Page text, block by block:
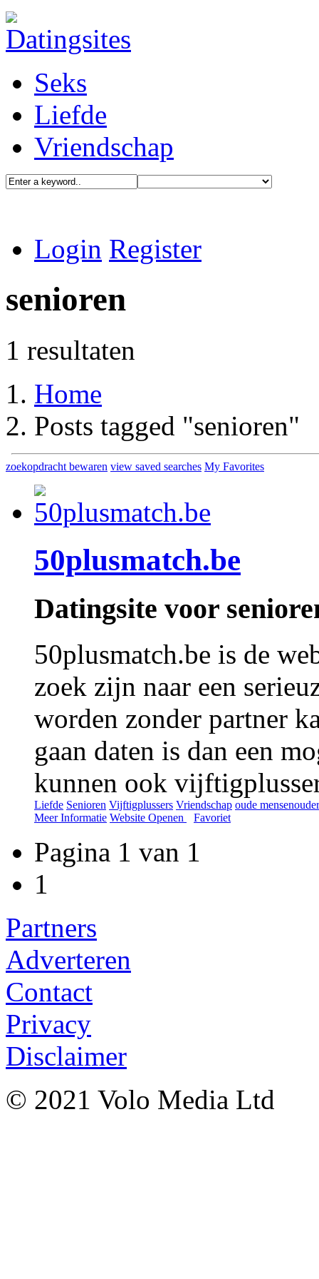
Seks
Liefde
Vriendschap
Login Register
senioren
1 resultaten
Home
Posts tagged "senioren"
zoekopdracht bewaren view saved searches My Favorites
50plusmatch.be
Datingsite voor
50plusmatch.be is de
zoek zijn naar een
worden zonder partner
gaan daten is dan een
kunnen ook
Liefde Senioren Vijftigplussers Vriendschap oude mensen
Meer Informatie Website Openen Favoriet
Pagina 1 van 1
1
Partners
Adverteren
Contact
Privacy
Disclaimer
© 2021 Volo Media Ltd